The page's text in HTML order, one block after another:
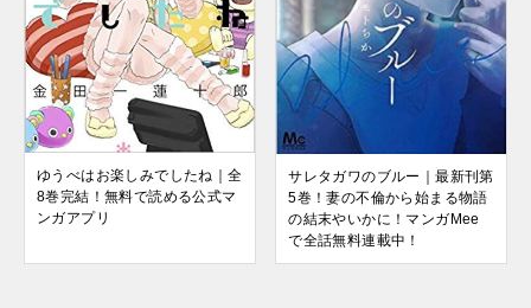
ゆうべはお楽しみでしたね｜全
8巻完結！無料で読める公式マ
ンガアプリ
サレタガワのブルー｜最新刊第
5巻！妻の不倫から始まる物語
の結末やいかに！マンガMee
で全話無料連載中！